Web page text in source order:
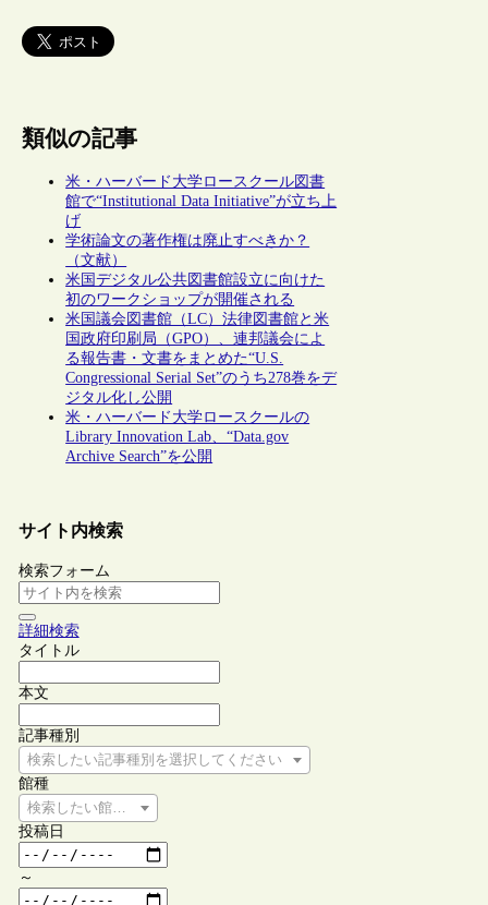
類似の記事
米・ハーバード大学ロースクール図書
館で“Institutional Data Initiative”が立ち上
げ
学術論文の著作権は廃止すべきか？
（文献）
米国デジタル公共図書館設立に向けた
初のワークショップが開催される
米国議会図書館（LC）法律図書館と米
国政府印刷局（GPO）、連邦議会によ
る報告書・文書をまとめた“U.S.
Congressional Serial Set”のうち278巻をデ
ジタル化し公開
米・ハーバード大学ロースクールの
Library Innovation Lab、“Data.gov
Archive Search”を公開
サイト内検索
検索フォーム
詳細検索
タイトル
本文
記事種別
検索したい記事種別を選択してください
館種
検索したい館種を選択してください
投稿日
～